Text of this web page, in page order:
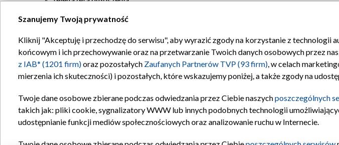
Regulamin TVP Polityka prywatności
Szanujemy Twoją prywatność
Kliknij "Akceptuję i przechodzę do serwisu", aby wyrazić zgody na korzystanie z technologii
końcowym i ich przechowywanie oraz na przetwarzanie Twoich danych osobowych przez
z IAB* (1201 firm)oraz pozostałych Zaufanych Partnerów TVP (93 firm), w celach
mierzenia ich skuteczności) i pozostałych, które wskazujemy poniżej, a także zgody na
Twoje dane osobowe zbierane podczas odwiedzania przez Ciebie naszychposzczególnych
takich jak: pliki cookie, sygnalizatory WWW lub innych podobnych technologii
udostępnianie funkcji mediów społecznościowych oraz analizowanie ruchu w Internecie.